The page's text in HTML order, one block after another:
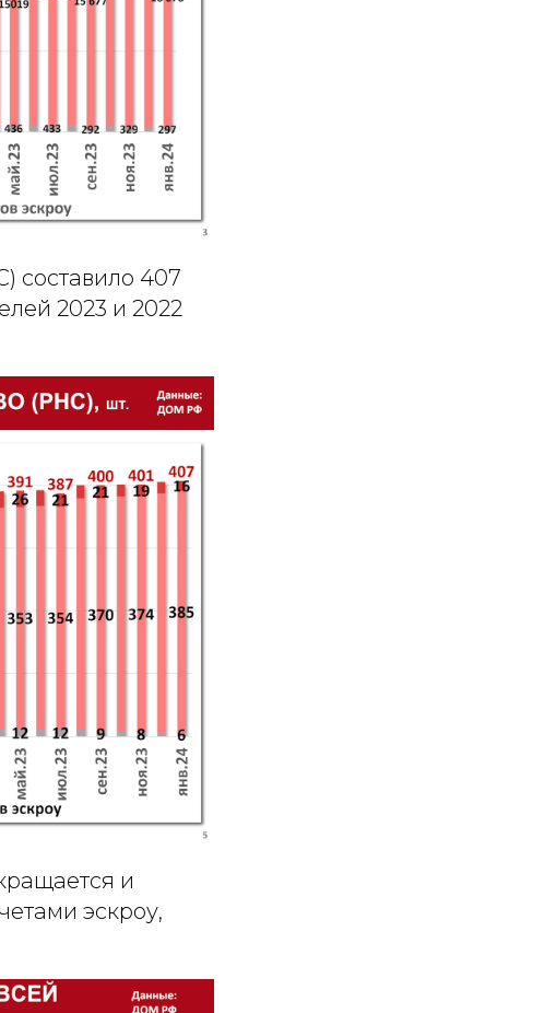
составило 407
2023 и 2022
и
эскроу,